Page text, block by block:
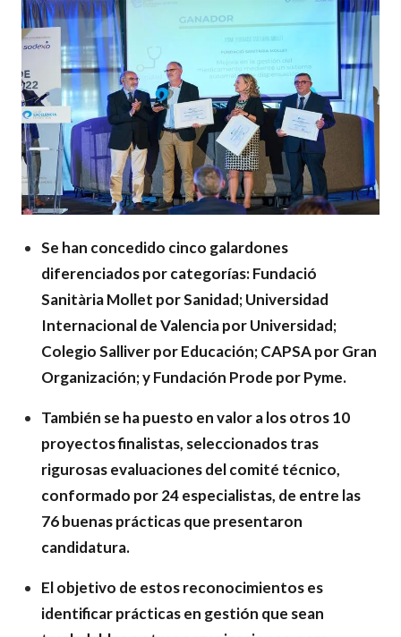
Se han concedido cinco galardones
diferenciados por categorías: Fundació
Sanitària Mollet por Sanidad; Universidad
Internacional de Valencia por Universidad;
Colegio Salliver por Educación; CAPSA por Gran
Organización; y Fundación Prode por Pyme.
También se ha puesto en valor a los otros 10
proyectos finalistas, seleccionados tras
rigurosas evaluaciones del comité técnico,
conformado por 24 especialistas, de entre las
76 buenas prácticas que presentaron
candidatura.
El objetivo de estos reconocimientos es
identificar prácticas en gestión que sean